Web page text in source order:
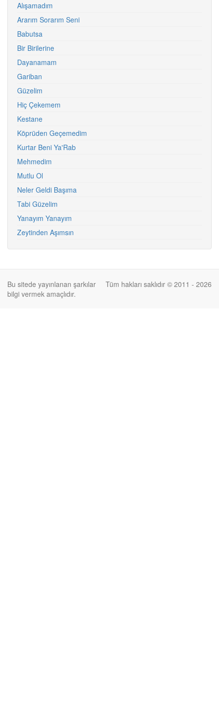
Alışamadım
Ararım Sorarım Seni
Babutsa
Bir Birilerine
Dayanamam
Gariban
Güzelim
Hiç Çekemem
Kestane
Köprüden Geçemedim
Kurtar Beni Ya'Rab
Mehmedim
Mutlu Ol
Neler Geldi Başıma
Tabi Güzelim
Yanayım Yanayım
Zeytinden Aşımsın
Tüm hakları saklıdır © 2011 - 2026
Bu sitede yayınlanan şarkılar
bilgi vermek amaçlıdır.